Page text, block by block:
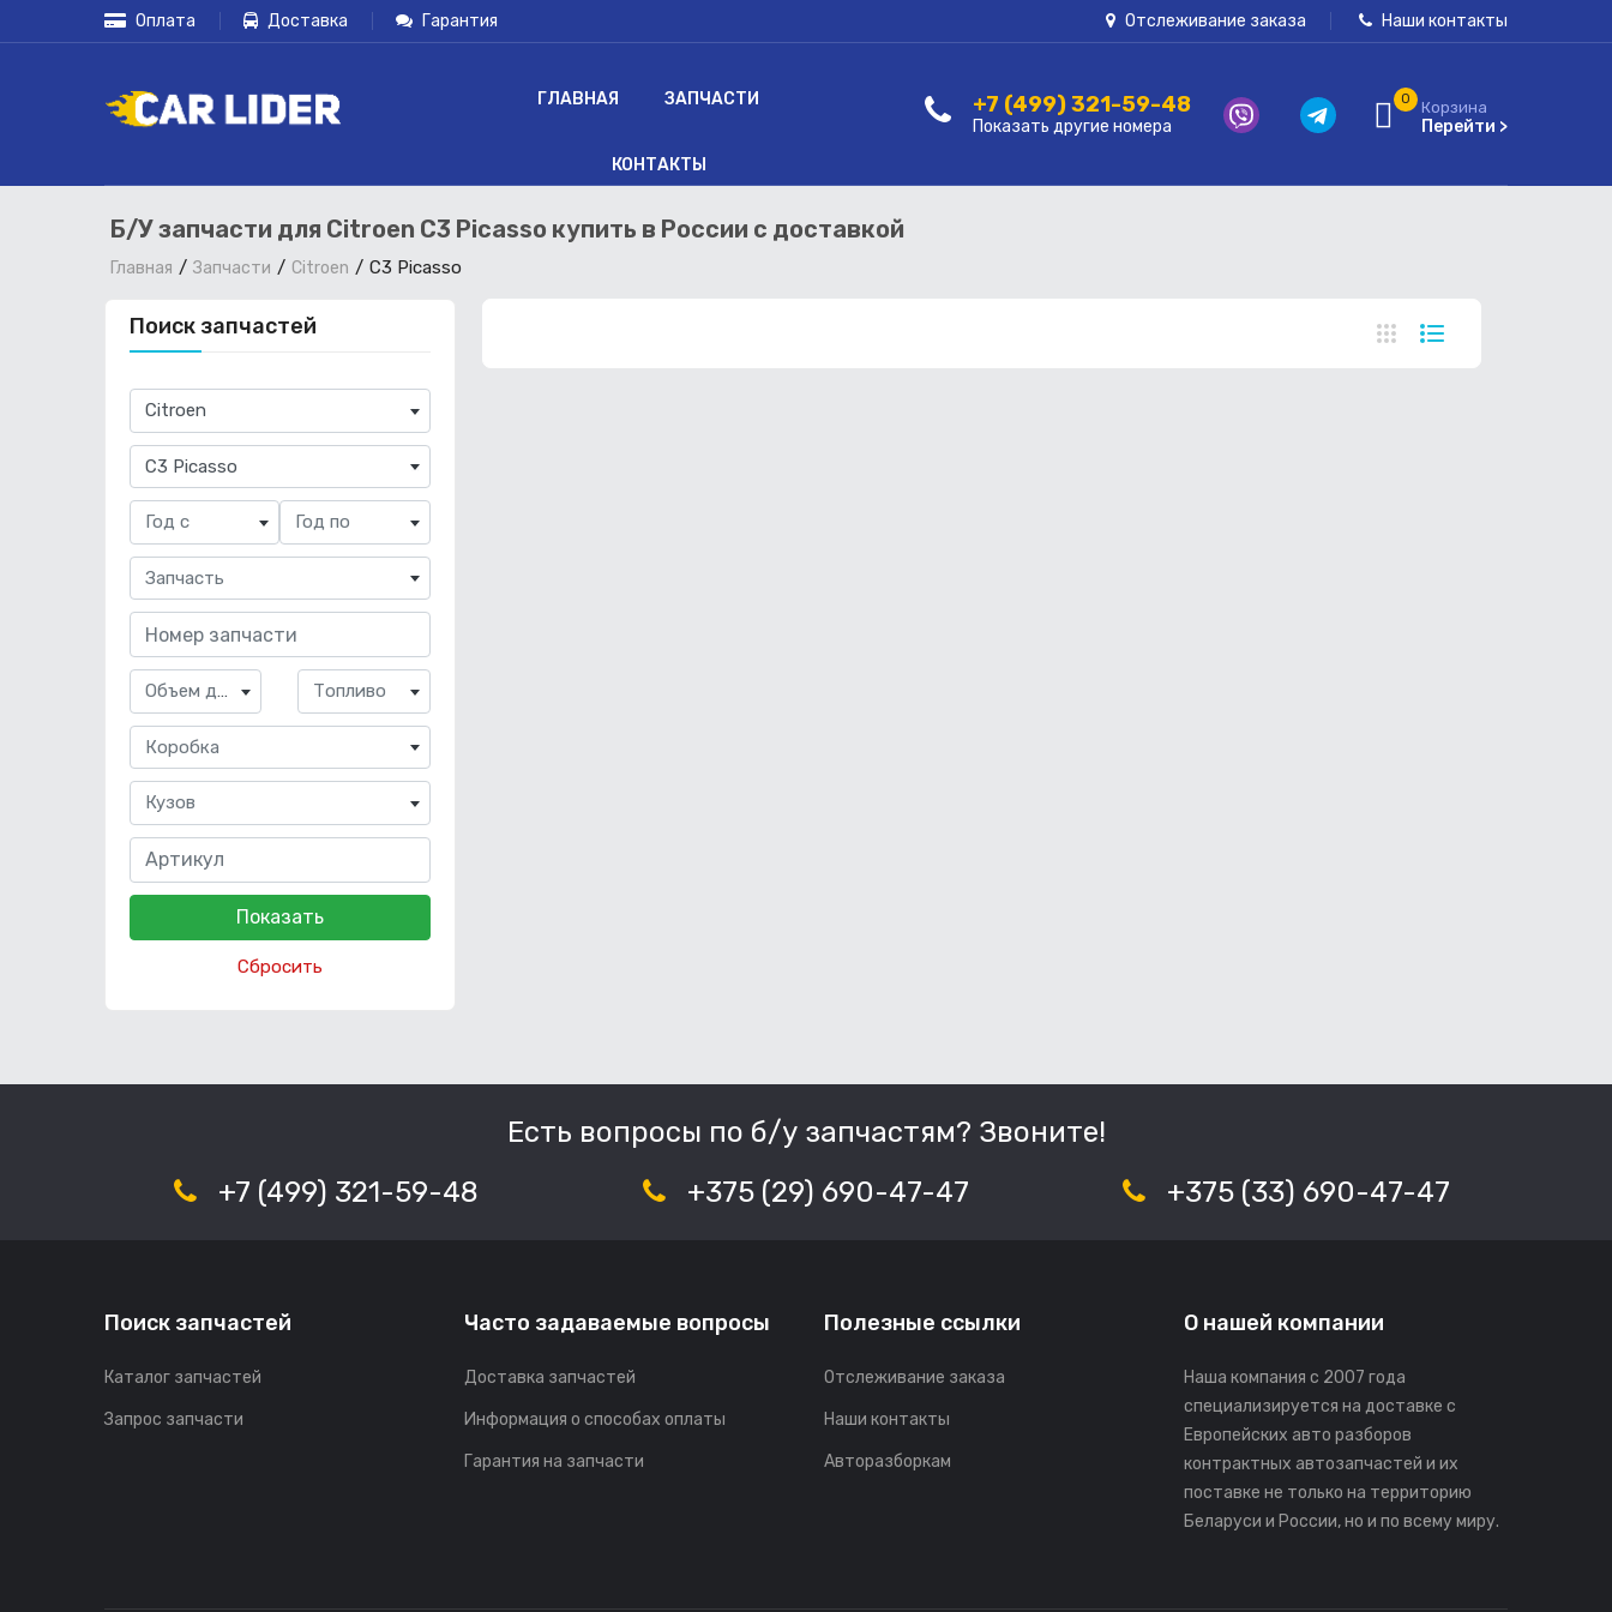
Оплата Доставка Гарантия Отслеживание заказа Наши контакты
ГЛАВНАЯ ЗАПЧАСТИ
КОНТАКТЫ
+7 (499) 321-59-48
Показать другие номера
0 Корзина
Перейти >
Б/У запчасти для Citroen C3 Picasso купить в России с доставкой
Главная Запчасти Citroen C3 Picasso
Поиск запчастей
×
Citroen
×
C3 Picasso
Год с Год по
Запчасть
Объем двигателя Топливо
Коробка
Кузов
Сбросить
Есть вопросы по б/у запчастям? Звоните!
+7 (499) 321-59-48
+375 (29) 690-47-47 +375 (33) 690-47-47
Поиск запчастей
Каталог запчастей
Запрос запчасти
Часто задаваемые вопросы
Доставка запчастей
Информация о способах оплаты
Гарантия на запчасти
Полезные ссылки
Отслеживание заказа
Наши контакты
Авторазборкам
О нашей компании
Наша компания с 2007 года
специализируется на доставке с
Европейских авто разборов
контрактных автозапчастей и их
поставке не только на территорию
Беларуси и России, но и по всему миру.